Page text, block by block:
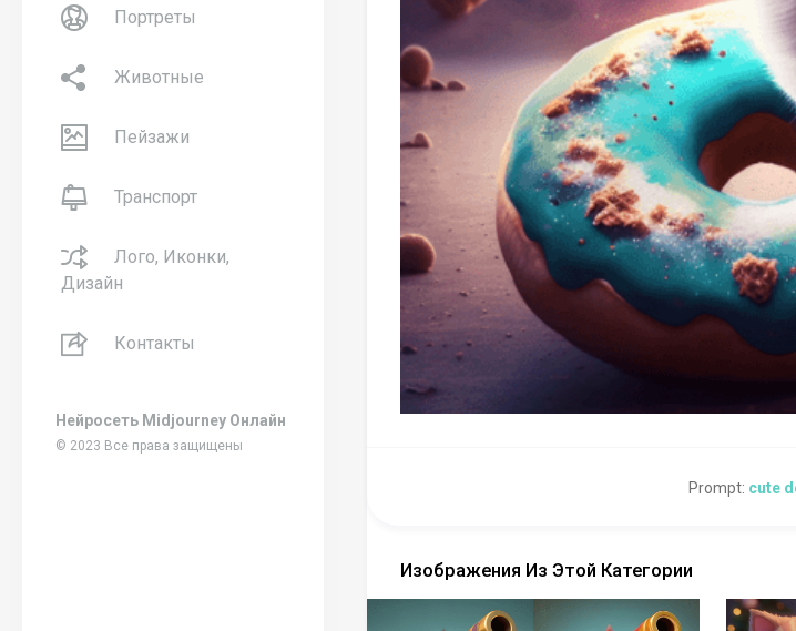
Портреты
Животные
Пейзажи
Транспорт
Лого, Иконки,
Дизайн
Контакты
Нейросеть Midjourney Онлайн
© 2023 Все права защищены
Prompt: cute
Изображения Из Этой Категории